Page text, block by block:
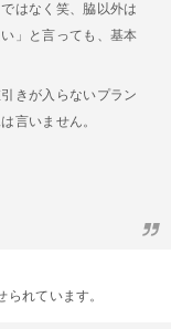
はなく笑、脇以外は
」と言っても、基本
きが入らないプラン
言いません。
れています。